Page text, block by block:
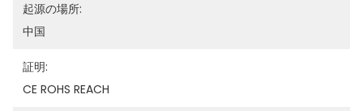
起源の場所:
中国
証明:
CE ROHS REACH